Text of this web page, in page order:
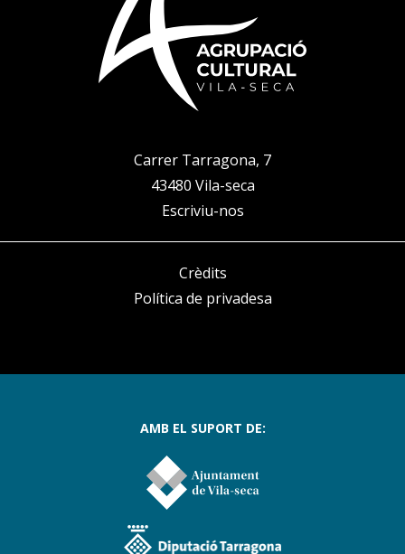
Carrer Tarragona, 7
43480 Vila-seca
Escriviu-nos
Crèdits
Política de privadesa
AMB EL SUPORT DE: